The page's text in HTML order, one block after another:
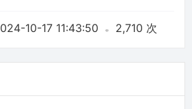
10-17 11:43:50 2,710 次